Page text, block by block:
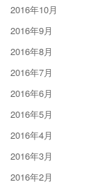
2016年10月
2016年9月
2016年8月
2016年7月
2016年6月
2016年5月
2016年4月
2016年3月
2016年2月